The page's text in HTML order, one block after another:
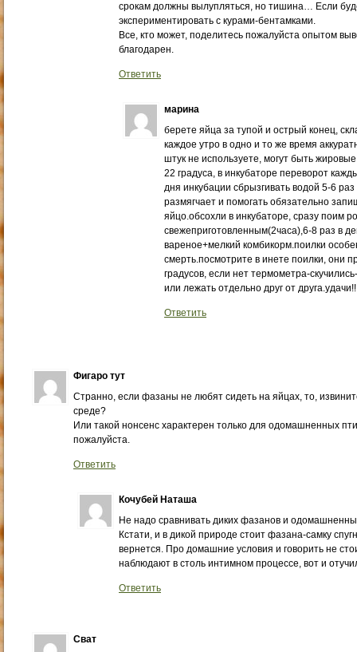
срокам должны вылупляться, но тишина… Если
экспериментировать с курами-бентамками.
Все, кто может, поделитесь пожалуйста опытом
благодарен.
Ответить
марина
берете яйца за тупой и острый конец,
каждое утро в одно и то же время
штук не используете, могут быть
22 градуса, в инкубаторе переворот
дня инкубации сбрызгивать водой 5-6
размягчает и помогать обязательно
яйцо.обсохли в инкубаторе, сразу поим
свежеприготовленным(2часа),6-8 раз в
вареное+мелкий комбикорм.поилки
смерть.посмотрите в инете поилки, они
градусов, если нет термометра-
или лежать отдельно друг от
Ответить
Фигаро тут
Странно, если фазаны не любят сидеть на яйцах, то,
среде?
Или такой нонсенс характерен только для одомашненных
пожалуйста.
Ответить
Кочубей Наташа
Не надо сравнивать диких фазанов и
Кстати, и в дикой природе стоит фазана-самку
вернется. Про домашние условия и говорить не
наблюдают в столь интимном процессе, вот и
Ответить
Сват